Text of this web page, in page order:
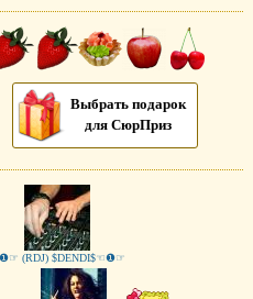
Выбрать подарок
для СюрПриз
(RDJ) $DЕNDI$☜❶☞